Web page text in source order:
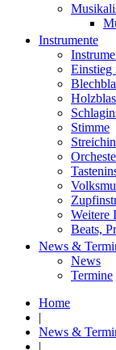
Instrumente
Einstieg
Stimme
Weitere
Beats,
News &
News
Termine
Home
News &